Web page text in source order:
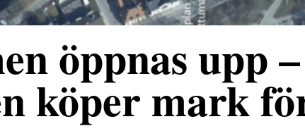
öppnas upp –
köper mark